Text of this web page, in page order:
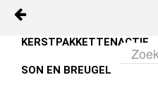
Naar content
KERSTPAKKETTENACTIE
SON EN BREUGEL
Kerstpakketenactie